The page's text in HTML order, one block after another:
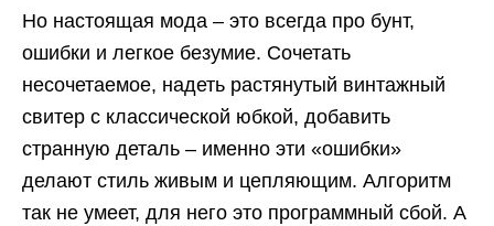
Но настоящая мода – это всегда про бунт,
ошибки и легкое безумие. Сочетать
несочетаемое, надеть растянутый винтажный
свитер с классической юбкой, добавить
странную деталь – именно эти «ошибки»
делают стиль живым и цепляющим. Алгоритм
так не умеет, для него это программный сбой. А